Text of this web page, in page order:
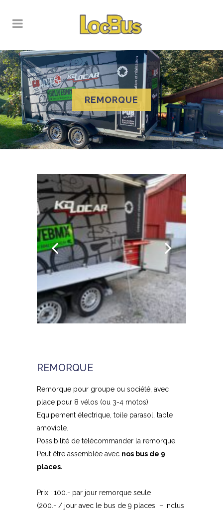
REMORQUE
REMORQUE
Remorque pour groupe ou société, avec
place pour 8 vélos (ou 3-4 motos)
Equipement électrique, toile parasol, table
amovible.
Possibilité de télécommander la remorque.
Peut être assemblée avec nos bus de 9
places.
Prix : 100.- par jour remorque seule
(200.- / jour avec le bus de 9 places – inclus